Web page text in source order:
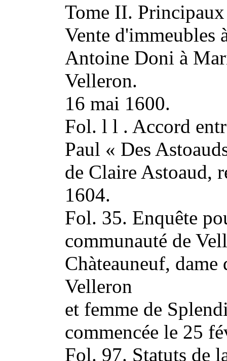
Tome II.
Vente d'immeubles
Antoine Doni à
Velleron.
16 mai 1600.
Fol. l l . Accord
Paul « Des
de Claire Astoaud,
1604.
Fol. 35. Enquête
communauté de
Chàteauneuf,
Velleron
et femme de
commencée le 25
Fol. 97. Statuts de